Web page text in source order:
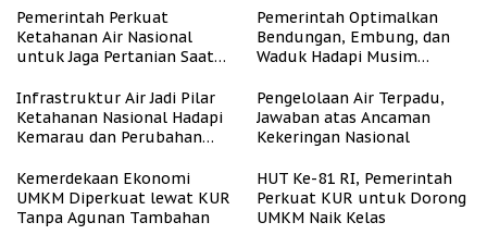
Pemerintah Perkuat
Ketahanan Air Nasional
untuk Jaga Pertanian Saat
Pemerintah Optimalkan
Bendungan, Embung, dan
Waduk Hadapi Musim
Infrastruktur Air Jadi Pilar
Ketahanan Nasional Hadapi
Kemarau dan Perubahan
Pengelolaan Air Terpadu,
Jawaban atas Ancaman
Kekeringan Nasional
Kemerdekaan Ekonomi
UMKM Diperkuat lewat KUR
Tanpa Agunan Tambahan
HUT Ke-81 RI, Pemerintah
Perkuat KUR untuk Dorong
UMKM Naik Kelas